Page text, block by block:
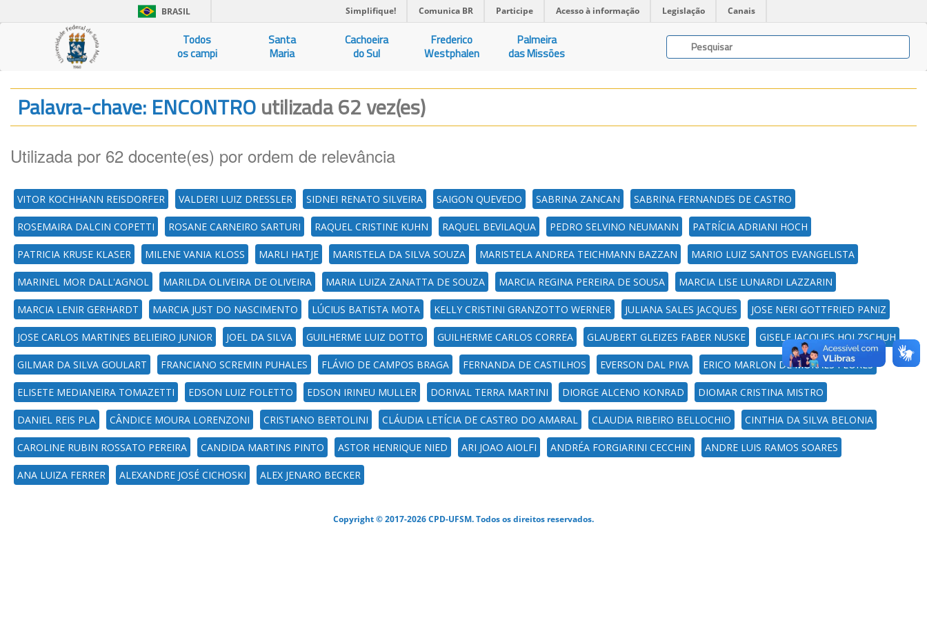
BRASIL Simplifique! Comunica BR Participe Acesso à informação Legislação Canais
Todos
os campi
Santa
Maria
Cachoeira
do Sul
Frederico
Westphalen
Palmeira
das Missões
Palavra-chave: ENCONTROutilizada 62 vez(es)
Utilizada por 62 docente(es) por ordem de relevância
VITOR KOCHHANN REISDORFER VALDERI LUIZ DRESSLER SIDNEI RENATO SILVEIRA SAIGON QUEVEDO SABRINA ZANCAN SABRINA FERNANDES DE CASTRO
ROSEMAIRA DALCIN COPETTI ROSANE CARNEIRO SARTURI RAQUEL CRISTINE KUHN RAQUEL BEVILAQUA PEDRO SELVINO NEUMANN PATRÍCIA ADRIANI HOCH
PATRICIA KRUSE KLASER MILENE VANIA KLOSS MARLI HATJE MARISTELA DA SILVA SOUZA MARISTELA ANDREA TEICHMANN BAZZAN MARIO LUIZ SANTOS EVANGELISTA
MARINEL MOR DALL'AGNOL MARILDA OLIVEIRA DE OLIVEIRA MARIA LUIZA ZANATTA DE SOUZA MARCIA REGINA PEREIRA DE SOUSA MARCIA LISE LUNARDI LAZZARIN
MARCIA LENIR GERHARDT MARCIA JUST DO NASCIMENTO LÚCIUS BATISTA MOTA KELLY CRISTINI GRANZOTTO WERNER JULIANA SALES JACQUES JOSE NERI GOTTFRIED PANIZ
JOSE CARLOS MARTINES BELIEIRO JUNIOR JOEL DA SILVA GUILHERME LUIZ DOTTO GUILHERME CARLOS CORREA GLAUBERT GLEIZES FABER NUSKE GISELE JACQUES HOLZSCHUH
GILMAR DA SILVA GOULART FRANCIANO SCREMIN PUHALES FLÁVIO DE CAMPOS BRAGA FERNANDA DE CASTILHOS EVERSON DAL PIVA ERICO MARLON DE MORAES FLORES
ELISETE MEDIANEIRA TOMAZETTI EDSON LUIZ FOLETTO EDSON IRINEU MULLER DORIVAL TERRA MARTINI DIORGE ALCENO KONRAD DIOMAR CRISTINA MISTRO
DANIEL REIS PLA CÂNDICE MOURA LORENZONI CRISTIANO BERTOLINI CLÁUDIA LETÍCIA DE CASTRO DO AMARAL CLAUDIA RIBEIRO BELLOCHIO CINTHIA DA SILVA BELONIA
CAROLINE RUBIN ROSSATO PEREIRA CANDIDA MARTINS PINTO ASTOR HENRIQUE NIED ARI JOAO AIOLFI ANDRÉA FORGIARINI CECCHIN ANDRE LUIS RAMOS SOARES
ANA LUIZA FERRER ALEXANDRE JOSÉ CICHOSKI ALEX JENARO BECKER
Copyright © 2017-2026 CPD-UFSM. Todos os direitos reservados.